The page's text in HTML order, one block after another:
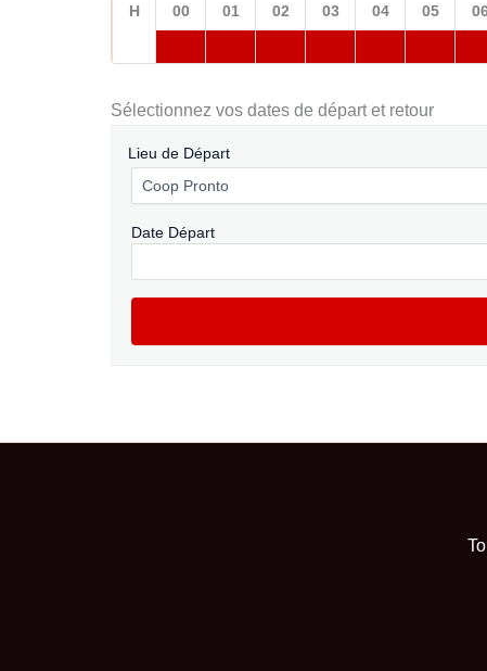
H 00 01 02 03 04 05
Sélectionnez vos dates de départ et retour
Lieu de Départ
Date Départ